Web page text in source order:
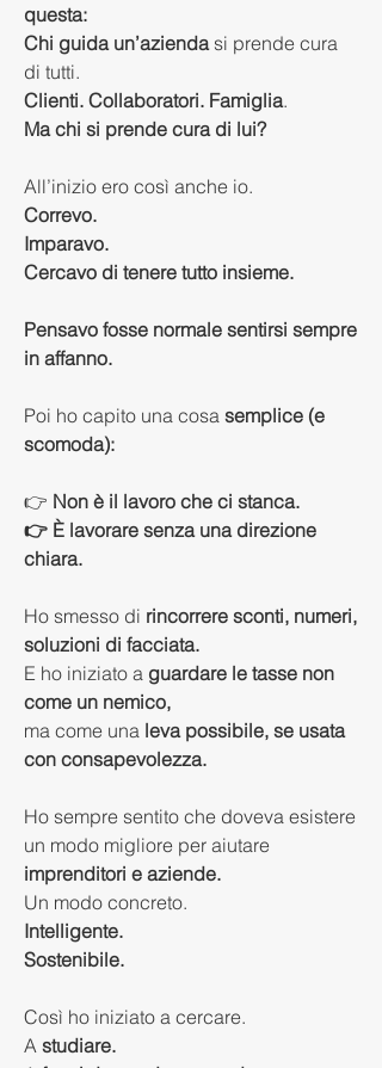
questa:
Chi guida un’azienda si prende cura
di tutti.
Clienti. Collaboratori. Famiglia.
Ma chi si prende cura di lui?
All’inizio ero così anche io.
Correvo.
Imparavo.
Cercavo di tenere tutto insieme.
Pensavo fosse normale sentirsi sempre
in affanno.
Poi ho capito una cosa semplice (e
scomoda):
👉 Non è il lavoro che ci stanca.
👉 È lavorare senza una direzione
chiara.
Ho smesso di rincorrere sconti, numeri,
soluzioni di facciata.
E ho iniziato a guardare le tasse non
come un nemico,
ma come una leva possibile, se usata
con consapevolezza.
Ho sempre sentito che doveva esistere
imprenditori e aziende.
Un modo concreto.
Intelligente.
Sostenibile.
Così ho iniziato a cercare.
A studiare.